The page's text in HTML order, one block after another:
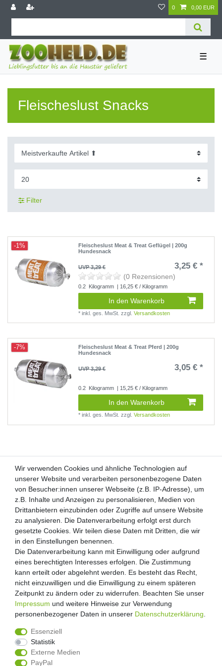
0 0,00 EUR
☰
Fleischeslust Snacks
Filter
-1%
Fleischeslust Meat & Treat Geflügel | 200g
Hundesnack
UVP 3,29 € 3,25 € *
(0 Rezensionen)
0.2 Kilogramm | 16,25 € / Kilogramm
In den Warenkorb
*inkl. ges. MwSt. zzgl.Versandkosten
-7%
Fleischeslust Meat & Treat Pferd | 200g
Hundesnack
UVP 3,29 € 3,05 € *
0.2 Kilogramm | 15,25 € / Kilogramm
In den Warenkorb
*inkl. ges. MwSt. zzgl.Versandkosten
Kunden-Anfragen: info@zooheld.de
Über uns
Zahlung und Versand
Retouren
Zooheld Blog
Widerrufsrecht
Vertrag widerrufen
Geschäftsbedingungen
Impressum
Wir verwenden Cookies und ähnliche Technologien auf
unserer Website und verarbeiten personenbezogene Daten
von Besucher:innen unserer Webseite (z.B. IP-Adresse), um
z.B. Inhalte und Anzeigen zu personalisieren, Medien von
Drittanbietern einzubinden oder Zugriffe auf unsere Website
zu analysieren. Die Datenverarbeitung erfolgt erst durch
gesetzte Cookies. Wir teilen diese Daten mit Dritten, die wir
in den Einstellungen benennen.
Die Datenverarbeitung kann mit Einwilligung oder aufgrund
eines berechtigten Interesses erfolgen. Die Zustimmung
kann erteilt oder abgelehnt werden. Es besteht das Recht,
nicht einzuwilligen und die Einwilligung zu einem späteren
Zeitpunkt zu ändern oder zu widerrufen. Beachten Sie unser
Impressum und weitere Hinweise zur Verwendung
personenbezogener Daten in unserer Daten­schutz­erklärung
Essenziell
Statistik
Externe Medien
PayPal
Wir verwenden Cookies und ähnliche Technologien auf
unserer Website und verarbeiten personenbezogene Daten
von Besucher:innen unserer Webseite (z.B. IP-Adresse), um
z.B. Inhalte und Anzeigen zu personalisieren, Medien von
Drittanbietern einzubinden oder Zugriffe auf unsere Website
zu analysieren. Die Datenverarbeitung erfolgt erst durch
gesetzte Cookies. Wir teilen diese Daten mit Dritten, die wir
in den Einstellungen benennen.
Die Datenverarbeitung kann mit Einwilligung oder aufgrund
eines berechtigten Interesses erfolgen. Die Zustimmung
kann erteilt oder abgelehnt werden. Es besteht das Recht,
nicht einzuwilligen und die Einwilligung zu einem späteren
Zeitpunkt zu ändern oder zu widerrufen. Beachten Sie unser
Impressum und weitere Hinweise zur Verwendung
personenbezogener Daten in unserer Daten­schutz­erklärung
Essenziell
Statistik
Externe Medien
PayPal